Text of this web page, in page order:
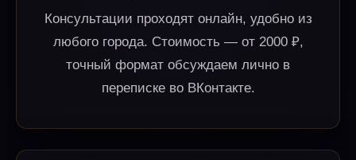
Консультации проходят онлайн, удобно из
любого города. Стоимость — от 2000 ₽,
точный формат обсуждаем лично в
переписке во ВКонтакте.